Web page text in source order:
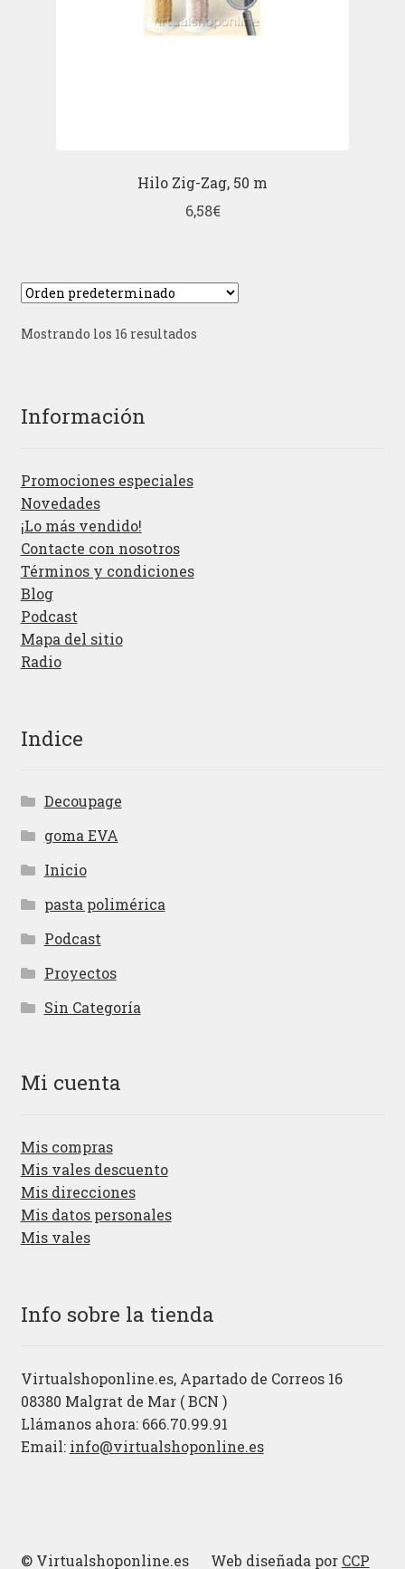
Hilo Zig-Zag, 50 m
6,58€
Mostrando los 16 resultados
Información
Promociones especiales
Novedades
¡Lo más vendido!
Contacte con nosotros
Términos y condiciones
Blog
Podcast
Mapa del sitio
Radio
Indice
Decoupage
goma EVA
Inicio
pasta polimérica
Podcast
Proyectos
Sin Categoría
Mi cuenta
Mis compras
Mis vales descuento
Mis direcciones
Mis datos personales
Mis vales
Info sobre la tienda
Virtualshoponline.es, Apartado de Correos 16
08380 Malgrat de Mar ( BCN )
Llámanos ahora: 666.70.99.91
Email: info@virtualshoponline.es
© Virtualshoponline.es Web diseñada por CCP